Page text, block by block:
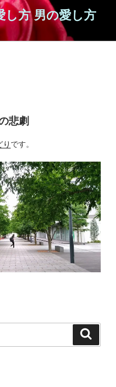
し方 男の愛し方
悲劇
り です。